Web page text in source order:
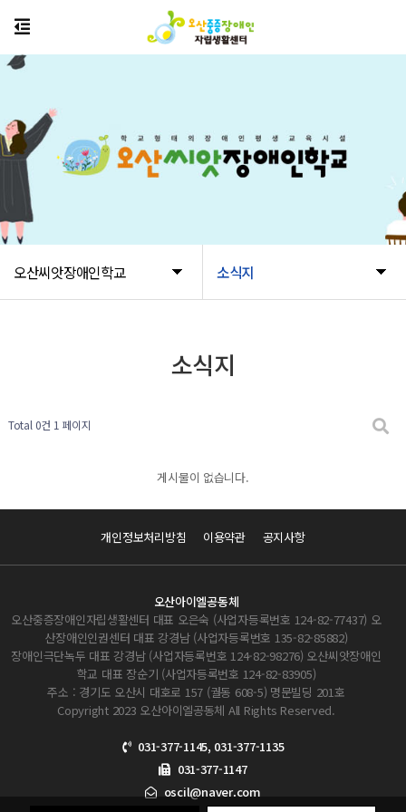
오산씨앗장애인학교 소식지
소식지
Total 0건 1 페이지
게시물이 없습니다.
개인정보처리방침 이용약관 공지사항
오산아이엘공동체
오산중증장애인자립생활센터 대표 오은숙 (사업자등록번호 124-82-77437) 오
산장애인인권센터 대표 강경남 (사업자등록번호 135-82-85882)
장애인극단녹두 대표 강경남 (사업자등록번호 124-82-98276) 오산씨앗장애인
학교 대표 장순기 (사업자등록번호 124-82-83905)
주소 : 경기도 오산시 대호로 157 (궐동 608-5) 명문빌딩 201호
Copyright 2023 오산아이엘공동체 All Rights Reserved.
031-377-1145, 031-377-1135
031-377-1147
oscil@naver.com